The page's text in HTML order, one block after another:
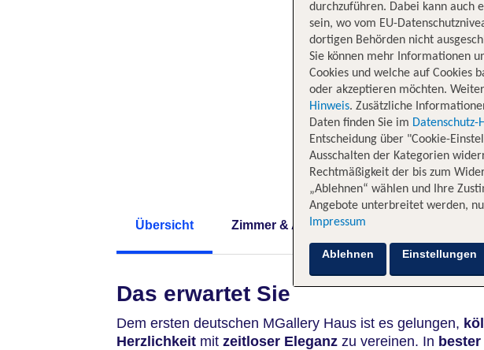
Übersicht Zimmer & Angebote
Das erwartet Sie
Dem ersten deutschen MGallery Haus ist es gelungen,
Herzlichkeit mit zeitloser Eleganz zu vereinen. In bester
durchzuführen. Dabei kann auch
sein, wo vom EU-
dortigen Behörden nicht
Sie können mehr Informationen
Cookies und welche auf Cookies
oder akzeptieren möchten.
Hinweis. Zusätzliche
Daten finden Sie im Datenschutz-
Entscheidung über "Cookie-
Ausschalten der Kategorien
Rechtmäßigkeit der bis zum
„Ablehnen“ wählen und Ihre
Angebote unterbreitet werden,
Impressum
Ablehnen Einstellungen